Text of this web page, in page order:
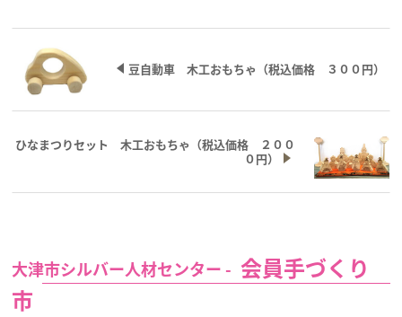
豆自動車 木工おもちゃ（税込価格 ３００円）
ひなまつりセット 木工おもちゃ（税込価格 ２００
０円）
大津市シルバー人材センター - 会員手づくり
市